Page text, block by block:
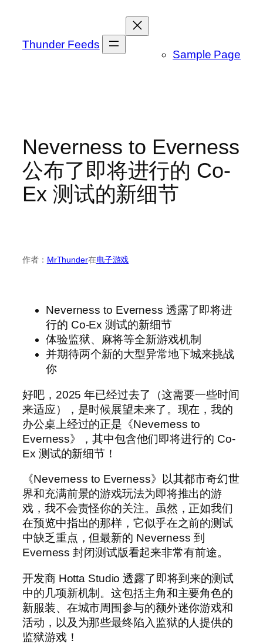
Thunder Feeds
Sample Page
Neverness to Everness
公布了即将进行的 Co-
Ex 测试的新细节
作者： MrThunder在电子游戏
Neverness to Everness 透露了即将进
行的 Co-Ex 测试的新细节
体验监狱、麻将等全新游戏机制
并期待两个新的大型异常地下城来挑战
你
好吧，2025 年已经过去了（这需要一些时间
来适应），是时候展望未来了。现在，我的
办公桌上经过的正是《Neverness to
Everness》，其中包含他们即将进行的 Co-
Ex 测试的新细节！
《Neverness to Everness》以其都市奇幻世
界和充满前景的游戏玩法为即将推出的游
戏，我不会责怪你的关注。虽然，正如我们
在预览中指出的那样，它似乎在之前的测试
中缺乏重点，但最新的 Neverness 到
Everness 封闭测试版看起来非常有前途。
开发商 Hotta Studio 透露了即将到来的测试
中的几项新机制。这包括主角和主要角色的
新服装、在城市周围参与的额外迷你游戏和
活动，以及为那些最终陷入监狱的人提供的
监狱游戏！